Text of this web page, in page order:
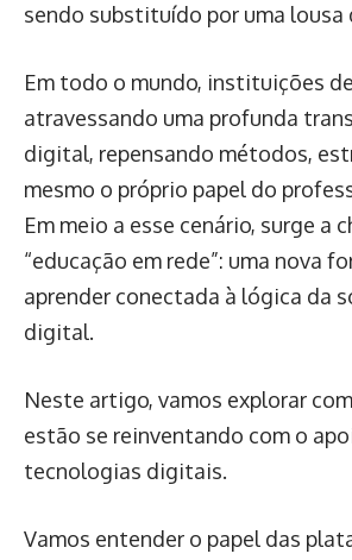
sendo substituído por uma
Em todo o mundo, instituições
atravessando uma profunda
digital, repensando métodos,
mesmo o próprio papel do
Em meio a esse cenário, surge a
“educação em rede”: uma nova
aprender conectada à lógica da
digital.
Neste artigo, vamos explorar
estão se reinventando com o
tecnologias digitais.
Vamos entender o papel das